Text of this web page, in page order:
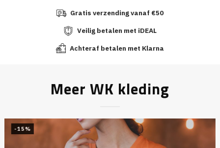
Gratis verzending vanaf €50
Veilig betalen met iDEAL
Achteraf betalen met Klarna
Meer WK kleding
-15%